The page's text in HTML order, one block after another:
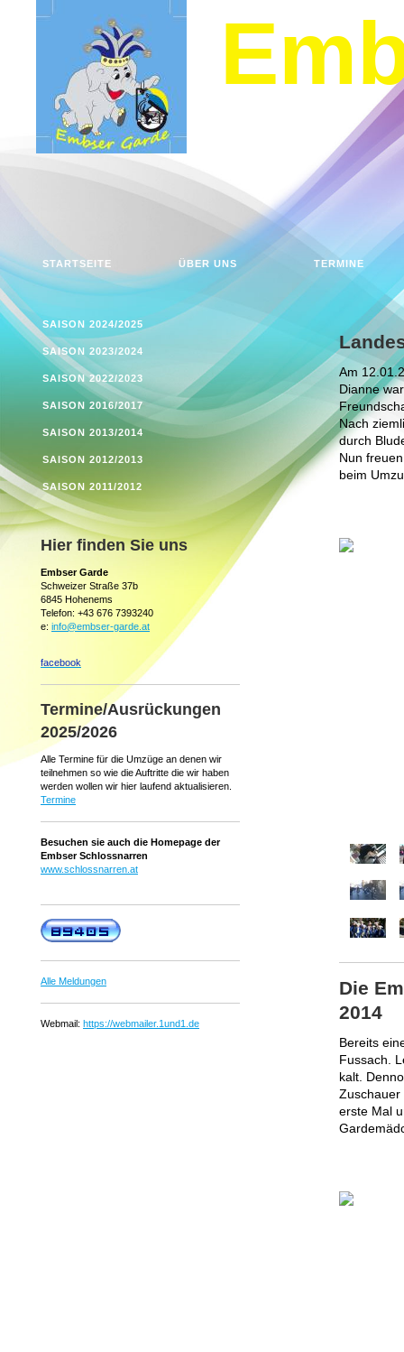
STARTSEITE ÜBER UNS TERMINE
Am
Dianne
Nach
durch
Nun
beim
Die
2014
Bereits
Fussach.
kalt.
Zuschauer
erste Mal
SAISON 2024/2025
SAISON 2023/2024
SAISON 2022/2023
SAISON 2016/2017
SAISON 2013/2014
SAISON 2012/2013
SAISON 2011/2012
Hier finden Sie uns
Embser Garde
Schweizer Straße 37b
6845 Hohenems
Telefon: +43 676 7393240
e: info@embser-garde.at
facebook
Termine/Ausrückungen
2025/2026
Alle Termine für die Umzüge an denen wir
teilnehmen so wie die Auftritte die wir haben
werden wollen wir hier laufend aktualisieren.
Termine
Besuchen sie auch die Homepage der
Embser Schlossnarren
www.schlossnarren.at
Alle Meldungen
Webmail: https://webmailer.1und1.de